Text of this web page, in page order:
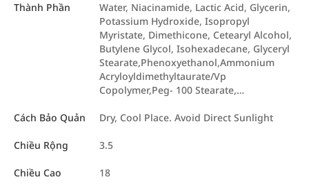
Thành Phần
Water, Niacinamide, Lactic Acid, Glycerin,
Potassium Hydroxide, Isopropyl
Myristate, Dimethicone, Cetearyl Alcohol,
Butylene Glycol, Isohexadecane, Glyceryl
Stearate,Phenoxyethanol,Ammonium
Acryloyldimethyltaurate/​Vp
Copolymer,Peg- 100 Stearate,…
Cách Bảo Quản Dry, Cool Place. Avoid Direct Sunlight
Chiều Rộng 3.5
Chiều Cao 18